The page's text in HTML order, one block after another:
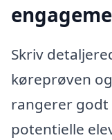
Skriv
køreprøven
rangerer godt
potentielle